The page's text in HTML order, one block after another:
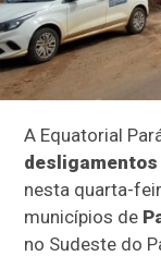
A Equatorial
nesta quarta-
municípios de
no Sudeste do